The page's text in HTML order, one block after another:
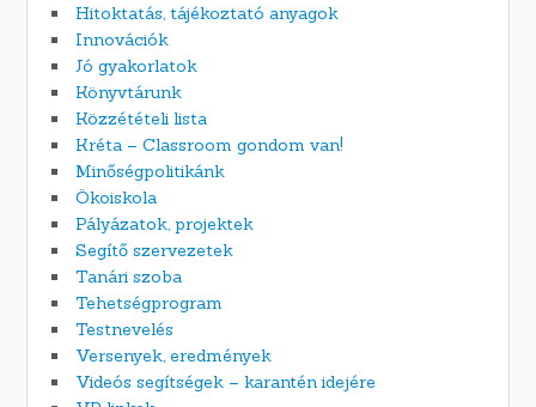
Hitoktatás, tájékoztató anyagok
Innovációk
Jó gyakorlatok
Könyvtárunk
Közzétételi lista
Kréta – Classroom gondom van!
Minőségpolitikánk
Ökoiskola
Pályázatok, projektek
Segítő szervezetek
Tanári szoba
Tehetségprogram
Testnevelés
Versenyek, eredmények
Videós segítségek – karantén idejére